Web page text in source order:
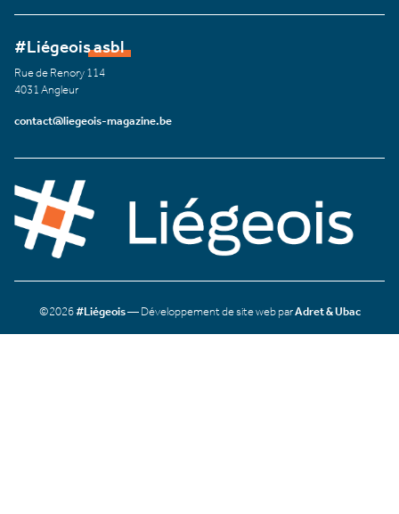
#Liégeois asbl
Rue de Renory 114
4031 Angleur
contact@liegeois-magazine.be
©2026#Liégeois— Développement de site web parAdret & Ubac